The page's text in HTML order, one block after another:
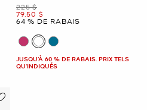
était
225 $
maintenant
79.50 $
64 % DE RABAIS
JUSQU’À 60 % DE RABAIS. PRIX TELS
QU'INDIQUÉS